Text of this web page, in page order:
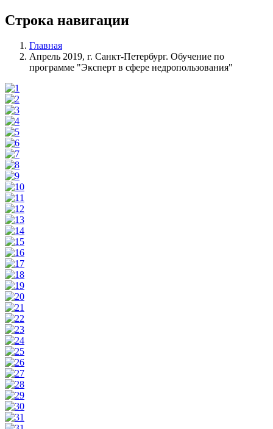
Строка навигации
Главная
Апрель 2019, г. Санкт-Петербург. Обучение по
программе "Эксперт в сфере недропользования"